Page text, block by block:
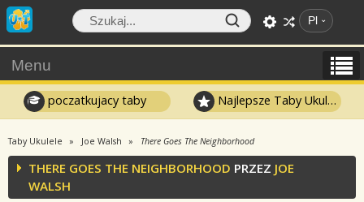
Pl
Menu
poczatkujacy taby Najlepsze Taby Ukulele
Taby Ukulele Joe Walsh There Goes The Neighborhood
THERE GOES THE NEIGHBORHOOD PRZEZ JOE
WALSH